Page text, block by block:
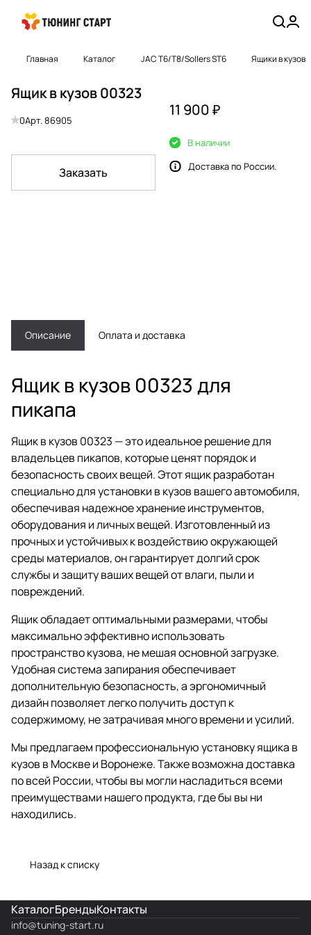
Главная Каталог JAC T6/T8/Sollers ST6 Ящики в кузов
Ящик в кузов 00323
0Арт.86905
Заказать
11 900 ₽
В наличии
Доставка по России.
Описание Оплата и доставка
Ящик в кузов 00323 для
пикапа
Ящик в кузов 00323 — это идеальное решение для
владельцев пикапов, которые ценят порядок и
безопасность своих вещей. Этот ящик разработан
специально для установки в кузов вашего автомобиля,
обеспечивая надежное хранение инструментов,
оборудования и личных вещей. Изготовленный из
прочных и устойчивых к воздействию окружающей
среды материалов, он гарантирует долгий срок
службы и защиту ваших вещей от влаги, пыли и
повреждений.
Ящик обладает оптимальными размерами, чтобы
максимально эффективно использовать
пространство кузова, не мешая основной загрузке.
Удобная система запирания обеспечивает
дополнительную безопасность, а эргономичный
дизайн позволяет легко получить доступ к
содержимому, не затрачивая много времени и усилий.
Мы предлагаем профессиональную установку ящика в
кузов в Москве и Воронеже. Также возможна доставка
по всей России, чтобы вы могли насладиться всеми
преимуществами нашего продукта, где бы вы ни
находились.
Назад к списку
КаталогБрендыКонтакты
info@tuning-start.ru